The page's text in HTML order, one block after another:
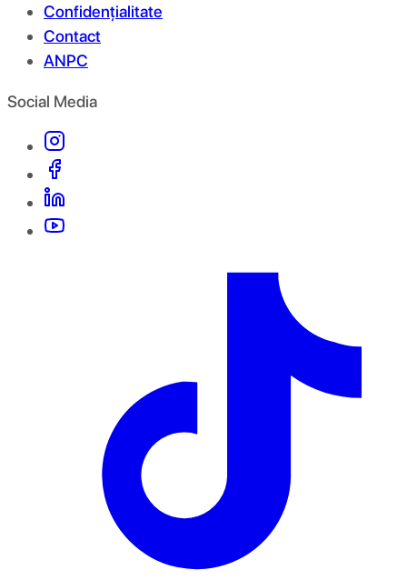
Confidențialitate
Contact
ANPC
Social Media